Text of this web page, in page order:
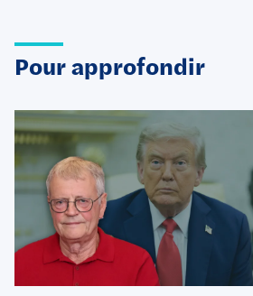
Pour approfondir